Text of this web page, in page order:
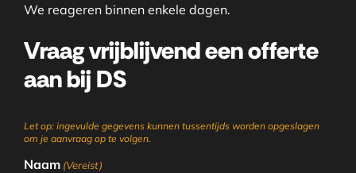
We reageren binnen enkele dagen.
Vraag vrijblijvend een offerte
aan bij DS
Let op: ingevulde gegevens kunnen tussentijds worden opgeslagen
om je aanvraag op te volgen.
Naam (Vereist)